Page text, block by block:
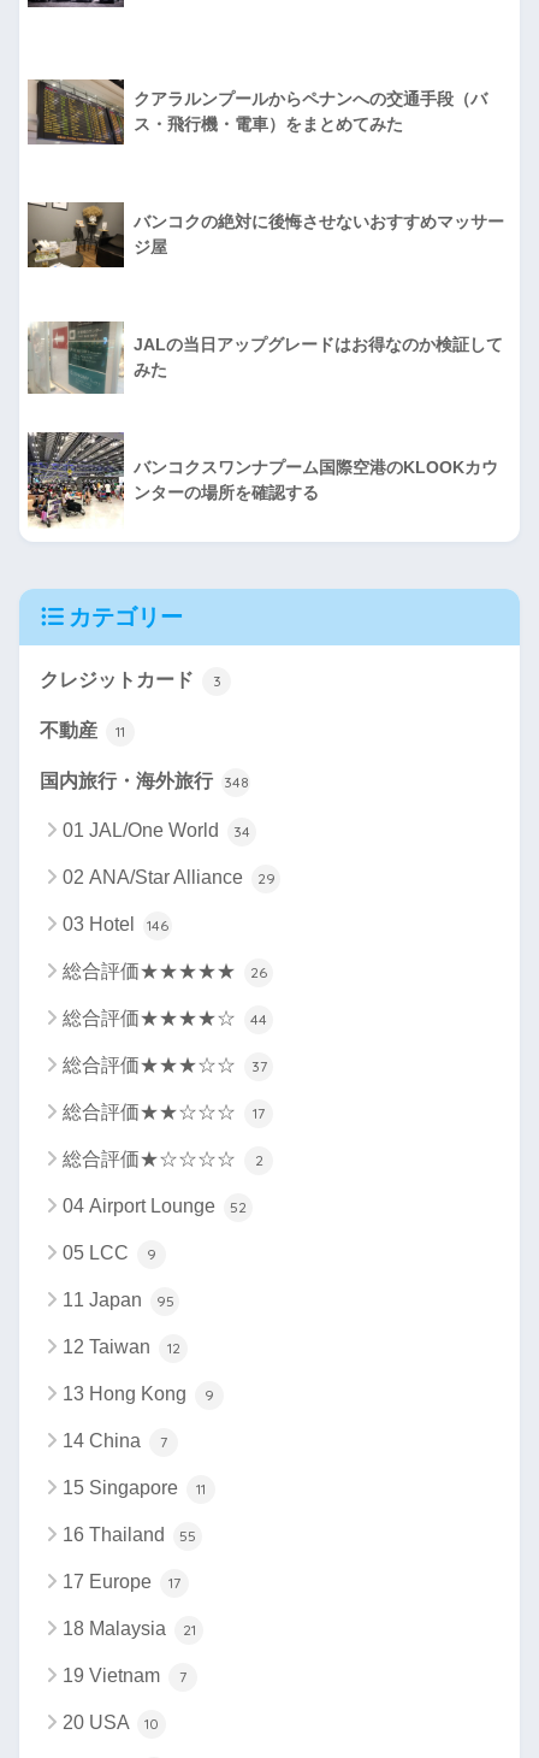
クアラルンプールからペナンへの交通手段（バ
ス・飛行機・電車）をまとめてみた
バンコクの絶対に後悔させないおすすめマッサー
ジ屋
JALの当日アップグレードはお得なのか検証して
みた
バンコクスワンナプーム国際空港のKLOOKカウ
ンターの場所を確認する
カテゴリー
クレジットカード 3
不動産 11
国内旅行・海外旅行 348
01 JAL/One World 34
02 ANA/Star Alliance 29
03 Hotel 146
総合評価★★★★★ 26
総合評価★★★★☆ 44
総合評価★★★☆☆ 37
総合評価★★☆☆☆ 17
総合評価★☆☆☆☆ 2
04 Airport Lounge 52
05 LCC 9
11 Japan 95
12 Taiwan 12
13 Hong Kong 9
14 China 7
15 Singapore 11
16 Thailand 55
17 Europe 17
18 Malaysia 21
19 Vietnam 7
20 USA 10